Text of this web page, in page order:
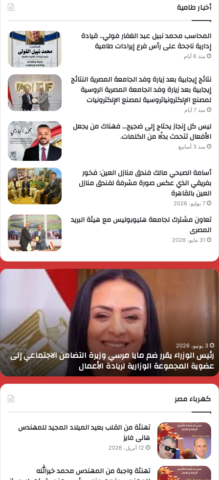
أخبار طامية
المحاسب محمد نبيل عبد الغفار فولي.. قيادة
إدارية ناجحة على رأس فرع إيرادات طامية
منذ 6 أيام
نتائج إيجابية بعد زيارة وفد الجامعة المصرية النتائج
إيجابية بعد زيارة وفد الجامعة المصرية الروسية
لمصنع الإلكترونياتروسية لمصنع الإلكترونيات
منذ 7 أيام
ليس كل إنجاز يحتاج إلى ضجيج… فهناك من يجعل
الأفعال تتحدث بدلًا من الكلمات.
منذ 3 أسابيع
أسامة الصبحي مالك فندق منازل العين: فخور
بفريقي الذي عكس صورة مشرفة لفندق منازل
العين بالقاهرة
7 يوليو، 2026
تعاون مشترك لجامعة هليوبوليس مع هيئة البريد
المصرى
31 مايو، 2026
رئيس
التضامن
الاجتماعي
إلى
عضوية
المجموعة
الوزارية
3 يونيو، 2026
رئيس الوزراء يقرر ضم مايا مرسي وزيرة التضامن الاجتماعي إلى
عضوية المجموعة الوزارية لريادة الأعمال
كهرباء مصر
تهنئة من القلب بعيد الميلاد المجيد للمهندس
هانى فايز
12 أبريل، 2026
تهنئة واجبة من المهندس محمد خيرالله